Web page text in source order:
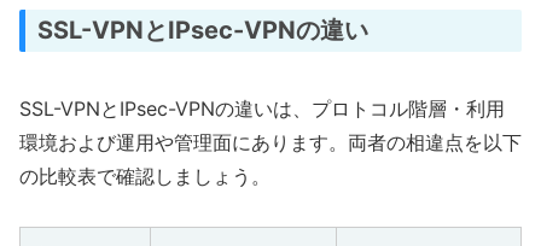
SSL-VPNとIPsec-VPNの違い
SSL-VPNとIPsec-VPNの違いは、プロトコル階層・利用
環境および運用や管理面にあります。両者の相違点を以下
の比較表で確認しましょう。